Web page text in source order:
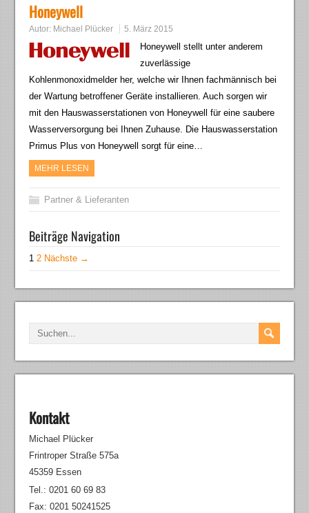
Honeywell
Autor: Michael Plücker 5. März 2015
Honeywell stellt unter anderem
zuverlässige
Kohlenmonoxidmelder her, welche wir Ihnen fachmännisch bei
der Wartung betroffener Geräte installieren. Auch sorgen wir
mit den Hauswasserstationen von Honeywell für eine saubere
Wasserversorgung bei Ihnen Zuhause. Die Hauswasserstation
Primus Plus von Honeywell sorgt für eine…
MEHR LESEN
Partner & Lieferanten
Beiträge Navigation
1 2 Nächste →
Kontakt
Michael Plücker
Frintroper Straße 575a
45359 Essen
Tel.: 0201 60 69 83
Fax: 0201 50241525